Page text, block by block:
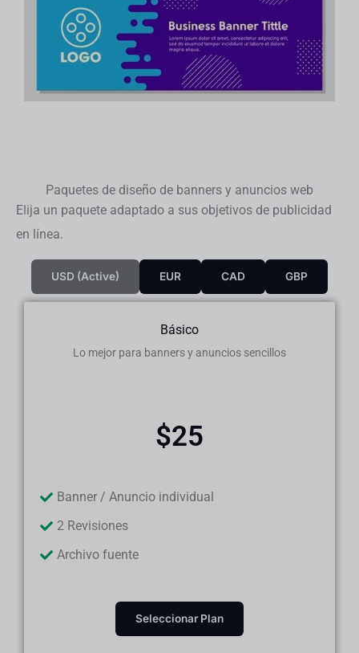
Paquetes de diseño de banners y anuncios web
Elija un paquete adaptado a sus objetivos de publicidad
en línea.
USD (active) EUR CAD GBP
Básico
Lo mejor para banners y anuncios sencillos
$25
Banner / Anuncio individual
2 Revisiones
Archivo fuente
Seleccionar Plan